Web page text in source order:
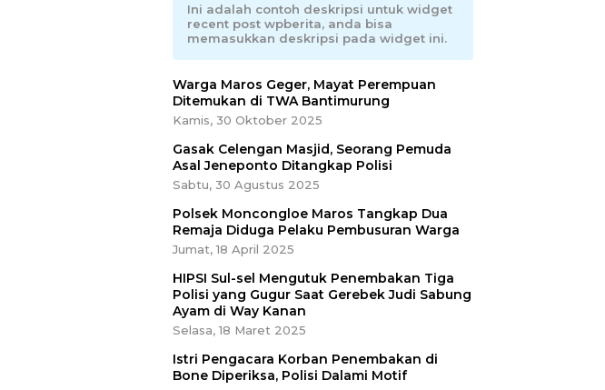
Ini adalah contoh deskripsi untuk widget
recent post wpberita, anda bisa
memasukkan deskripsi pada widget ini.
Warga Maros Geger, Mayat Perempuan
Ditemukan di TWA Bantimurung
Kamis, 30 Oktober 2025
Gasak Celengan Masjid, Seorang Pemuda
Asal Jeneponto Ditangkap Polisi
Sabtu, 30 Agustus 2025
Polsek Moncongloe Maros Tangkap Dua
Remaja Diduga Pelaku Pembusuran Warga
Jumat, 18 April 2025
HIPSI Sul-sel Mengutuk Penembakan Tiga
Polisi yang Gugur Saat Gerebek Judi Sabung
Ayam di Way Kanan
Selasa, 18 Maret 2025
Istri Pengacara Korban Penembakan di
Bone Diperiksa, Polisi Dalami Motif